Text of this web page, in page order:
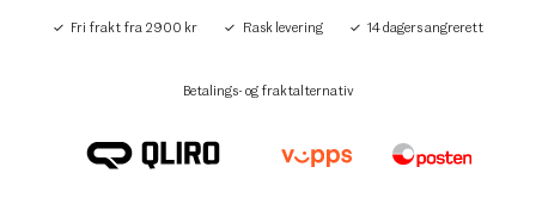
Fri frakt fra 2900 kr Rask levering 14 dagers angrerett
Betalings- og fraktalternativ